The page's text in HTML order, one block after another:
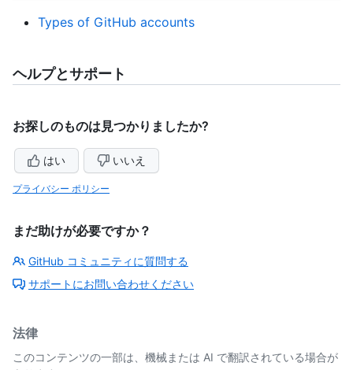
Types of GitHub accounts
ヘルプとサポート
お探しのものは見つかりましたか?
はい いいえ
プライバシー ポリシー
まだ助けが必要ですか？
GitHub コミュニティに質問する
サポートにお問い合わせください
法律
このコンテンツの一部は、機械または AI で翻訳されている場合が